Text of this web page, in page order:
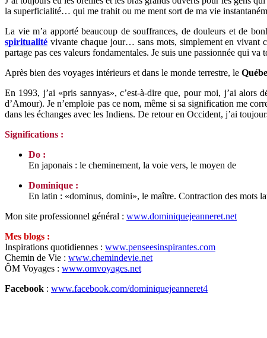
la superficialité… qui me trahit ou me ment sort de ma vie
La vie m’a apporté beaucoup de souffrances, de douleurs et de
spiritualité vivante chaque jour… sans mots, simplement en vivant
partage pas ces valeurs fondamentales. Je suis une passionnée qui
Après bien des voyages intérieurs et dans le monde terrestre, le
En 1993, j’ai «pris sannyas», c’est-à-dire que, pour moi, j’ai
d’Amour). Je n’emploie pas ce nom, même si sa signification me
dans les échanges avec les Indiens. De retour en Occident, j’ai
Significations :
Do :
En japonais : le cheminement, la voie vers, le moyen de
Dominique :
En latin : «dominus, domini», le maître. Contraction des mots
Mon site professionnel général : www.dominiquejeanneret.net
Mes blogs :
Inspirations quotidiennes : www.penseesinspirantes.com
Chemin de Vie : www.chemindevie.net
ÔM Voyages : www.omvoyages.net
Facebook : www.facebook.com/dominiquejeanneret4